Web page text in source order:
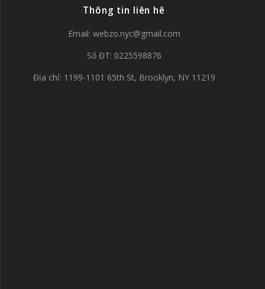
Thông tin liên hê
Email: webzo.nyc@gmail.com
Số ĐT: 0225598876
Địa chỉ: 1199-1101 65th St, Brooklyn, NY 11219